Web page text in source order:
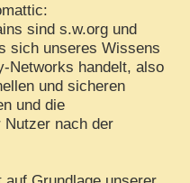
sind s.w.org und
sich unseres Wissens
Networks handelt, also
und sicheren
und die
Nutzer nach der